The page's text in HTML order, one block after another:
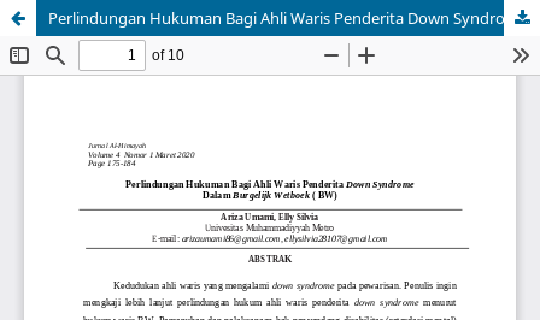
Perlindungan Hukuman Bagi Ahli Waris Penderita Down Syndrome Dalam Burgelijk Wetboek ( BW)